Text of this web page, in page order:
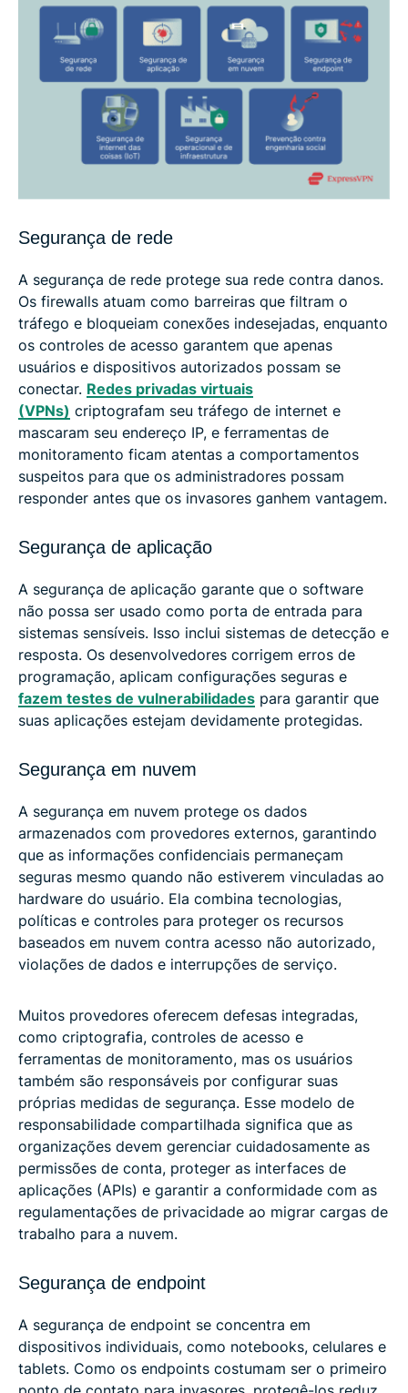
Segurança de rede
A segurança de rede protege sua rede contra danos.
Os firewalls atuam como barreiras que filtram o
tráfego e bloqueiam conexões indesejadas, enquanto
os controles de acesso garantem que apenas
usuários e dispositivos autorizados possam se
conectar. Redes privadas virtuais
(VPNs) criptografam seu tráfego de internet e
mascaram seu endereço IP, e ferramentas de
monitoramento ficam atentas a comportamentos
suspeitos para que os administradores possam
responder antes que os invasores ganhem vantagem.
Segurança de aplicação
A segurança de aplicação garante que o software
não possa ser usado como porta de entrada para
sistemas sensíveis. Isso inclui sistemas de detecção e
resposta. Os desenvolvedores corrigem erros de
programação, aplicam configurações seguras e
fazem testes de vulnerabilidades para garantir que
suas aplicações estejam devidamente protegidas.
Segurança em nuvem
A segurança em nuvem protege os dados
armazenados com provedores externos, garantindo
que as informações confidenciais permaneçam
seguras mesmo quando não estiverem vinculadas ao
hardware do usuário. Ela combina tecnologias,
políticas e controles para proteger os recursos
baseados em nuvem contra acesso não autorizado,
violações de dados e interrupções de serviço.
Muitos provedores oferecem defesas integradas,
como criptografia, controles de acesso e
ferramentas de monitoramento, mas os usuários
também são responsáveis ​​por configurar suas
próprias medidas de segurança. Esse modelo de
responsabilidade compartilhada significa que as
organizações devem gerenciar cuidadosamente as
permissões de conta, proteger as interfaces de
aplicações (APIs) e garantir a conformidade com as
regulamentações de privacidade ao migrar cargas de
trabalho para a nuvem.
Segurança de endpoint
A segurança de endpoint se concentra em
dispositivos individuais, como notebooks, celulares e
tablets. Como os endpoints costumam ser o primeiro